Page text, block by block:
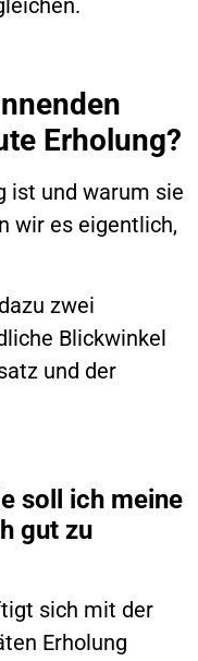
Erholung?
ist und warum sie
wir es eigentlich,
zwei
Blickwinkel
und der
soll ich meine
gut zu
sich mit der
Erholung